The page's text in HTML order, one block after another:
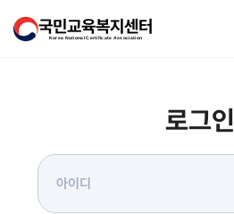
국민교육복지센터
Korea National Certificate Association
로그인